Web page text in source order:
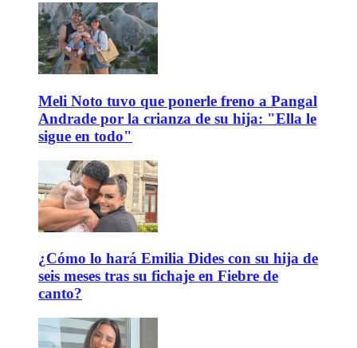
Meli Noto tuvo que ponerle freno a Pangal
Andrade por la crianza de su hija: "Ella le
sigue en todo"
¿Cómo lo hará Emilia Dides con su hija de
seis meses tras su fichaje en Fiebre de
canto?